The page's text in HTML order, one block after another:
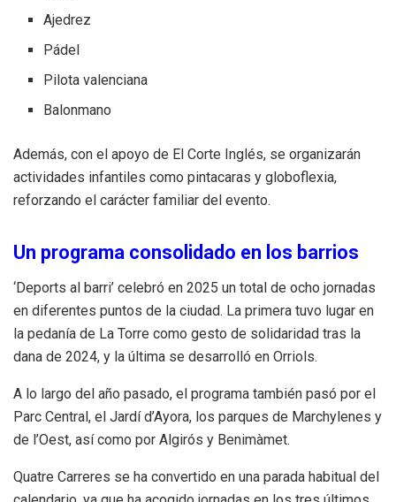
Ajedrez
Pádel
Pilota valenciana
Balonmano
Además, con el apoyo de El Corte Inglés, se organizarán
actividades infantiles como pintacaras y globoflexia,
reforzando el carácter familiar del evento.
Un programa consolidado en los barrios
‘Deports al barri’ celebró en 2025 un total de ocho jornadas
en diferentes puntos de la ciudad. La primera tuvo lugar en
la pedanía de La Torre como gesto de solidaridad tras la
dana de 2024, y la última se desarrolló en Orriols.
A lo largo del año pasado, el programa también pasó por el
Parc Central, el Jardí d’Ayora, los parques de Marchylenes y
de l’Oest, así como por Algirós y Benimàmet.
Quatre Carreres se ha convertido en una parada habitual del